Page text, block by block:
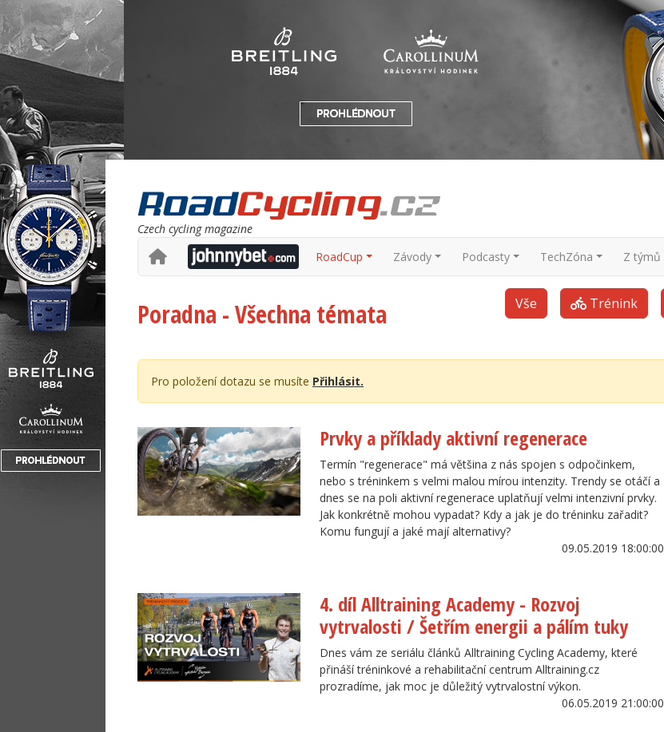
Czech cycling magazine
RoadCup
Závody Podcasty TechZóna Z týmů
Poradna - Všechna témata Vše Trénink
Pro položení dotazu se musíte Přihlásit.
Prvky a příklady aktivní regenerace
Termín "regenerace" má většina z nás spojen s odpočinkem,
nebo s tréninkem s velmi malou mírou intenzity. Trendy se otáčí a
dnes se na poli aktivní regenerace uplatňují velmi intenzivní prvky.
Jak konkrétně mohou vypadat? Kdy a jak je do tréninku zařadit?
Komu fungují a jaké mají alternativy?
09.05.2019 18:00:00
4. díl Alltraining Academy - Rozvoj
vytrvalosti / Šetřím energii a pálím tuky
Dnes vám ze seriálu článků Alltraining Cycling Academy, které
přináší tréninkové a rehabilitační centrum Alltraining.cz
prozradíme, jak moc je důležitý vytrvalostní výkon.
06.05.2019 21:00:00